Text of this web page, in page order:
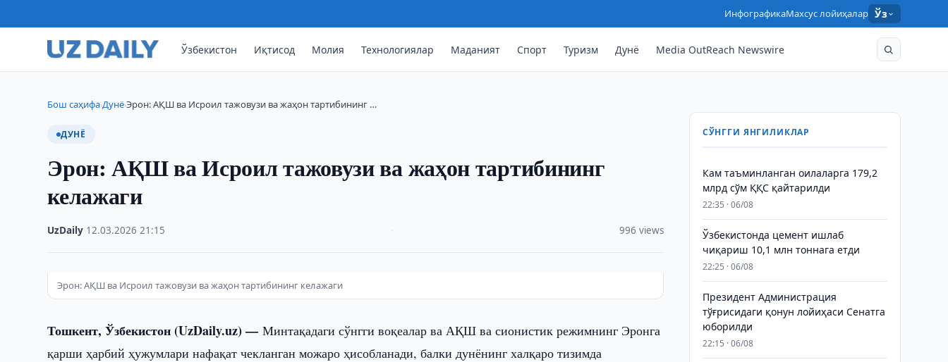
ИнфографикаМахсус лойиҳалар Ўз
Ўзбекистон Иқтисод Молия Технологиялар Маданият Спорт Туризм Дунё Media OutReach Newswire
Бош саҳифа›Дунё›Эрон: АҚШ ва Исроил тажовузи ва жаҳон тартибининг …
ДУНЁ
Эрон: АҚШ ва Исроил тажовузи ва жаҳон тартибининг
келажаги
UzDaily 12.03.2026 ·21:15 996 views
Эрон: АҚШ ва Исроил тажовузи ва жаҳон тартибининг келажаги
Тошкент, Ўзбекистон (UzDaily.uz) —Минтақадаги сўнгги воқеалар ва АҚШ ва сионистик режимнинг Эронга
қарши ҳарбий ҳужумлари нафақат чекланган можаро ҳисобланади, балки дунёнинг халқаро тизимда
СЎНГГИ ЯНГИЛИКЛАР
Кам таъминланган оилаларга 179,2
млрд сўм ҚҚС қайтарилди
22:35 · 06/08
Ўзбекистонда цемент ишлаб
чиқариш 10,1 млн тоннага етди
22:25 · 06/08
Президент Администрация
тўғрисидаги қонун лойиҳаси Сенатга
юборилди
22:15 · 06/08